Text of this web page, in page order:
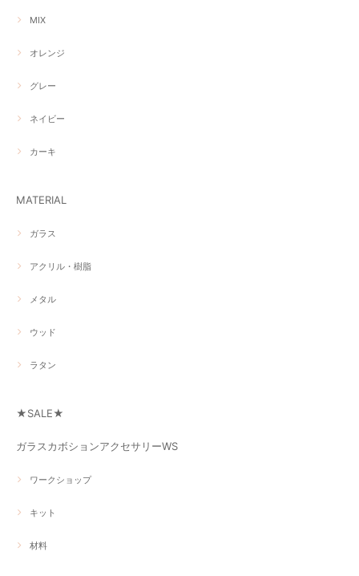
MIX
オレンジ
グレー
ネイビー
カーキ
MATERIAL
ガラス
アクリル・樹脂
メタル
ウッド
ラタン
★SALE★
ガラスカボションアクセサリーWS
ワークショップ
キット
材料